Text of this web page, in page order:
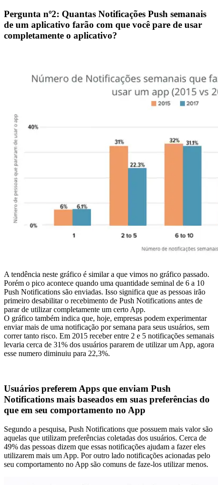
Pergunta nº2: Quantas Notificações Push semanais
de um aplicativo farão com que você pare de usar
completamente o aplicativo?
A tendência neste gráfico é similar a que vimos no gráfico passado.
Porém o pico acontece quando uma quantidade seminal de 6 a 10
Push Notifications são enviadas. Isso significa que as pessoas irão
primeiro desabilitar o recebimento de Push Notifications antes de
parar de utilizar completamente um certo App.
O gráfico também indica que, hoje, empresas podem experimentar
enviar mais de uma notificação por semana para seus usuários, sem
correr tanto risco. Em 2015 receber entre 2 e 5 notificações semanais
levaria cerca de 31% dos usuários pararem de utilizar um App, agora
esse numero diminuiu para 22,3%.
Usuários preferem Apps que enviam Push
Notifications mais baseados em suas preferências do
que em seu comportamento no App
Segundo a pesquisa, Push Notifications que possuem mais valor são
aquelas que utilizam preferências coletadas dos usuários. Cerca de
49% das pessoas dizem que essas notificações ajudam a fazer eles
utilizarem mais um App. Por outro lado notificações acionadas pelo
seu comportamento no App são comuns de faze-los utilizar menos.